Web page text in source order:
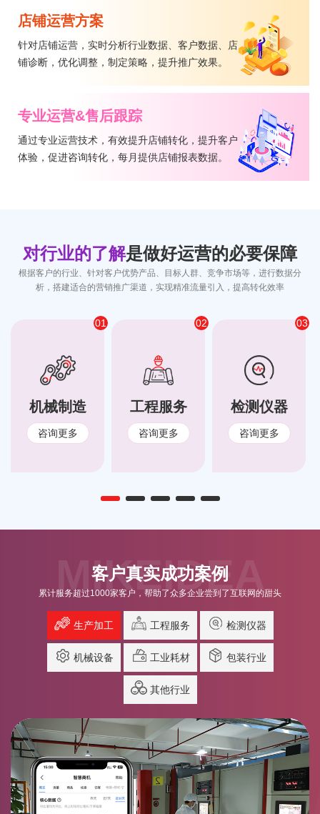
店铺运营方案
针对店铺运营，实时分析行业数据、客户数据、店
铺诊断，优化调整，制定策略，提升推广效果。
专业运营&售后跟踪
通过专业运营技术，有效提升店铺转化，提升客户
体验，促进咨询转化，每月提供店铺报表数据。
对行业的了解是做好运营的必要保障
根据客户的行业、针对客户优势产品、目标人群、竞争市场等，进行数据分
析，搭建适合的营销推广渠道，实现精准流量引入，提高转化效率
01
机械制造
咨询更多
02
工程服务
咨询更多
03
检测仪器
咨询更多
客户真实成功案例
累计服务超过1000家客户，帮助了众多企业尝到了互联网的甜头
MIKEIDEA
生产加工 工程服务 检测仪器
机械设备 工业耗材 包装行业
其他行业